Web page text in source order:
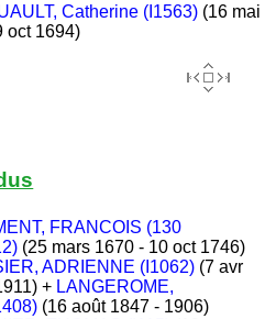
Catherine (I1563) (16 mai
oct 1694)
FRANCOIS (130
(25 mars 1670 - 10 oct 1746)
ADRIENNE (I1062) (7 avr
+ LANGEROME,
(16 août 1847 - 1906)